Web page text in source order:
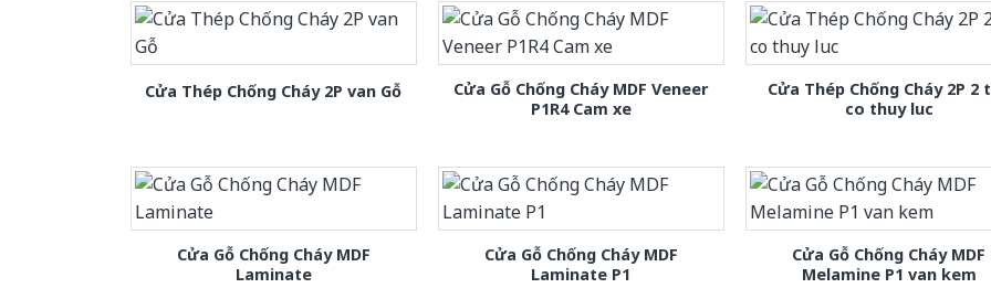
Cửa Thép Chống Cháy 2P van Gỗ
Cửa Gỗ Chống Cháy MDF Veneer
P1R4 Cam xe
Cửa Thép Chống Cháy 2P 2
co thuy luc
Cửa Gỗ Chống Cháy MDF
Laminate
Cửa Gỗ Chống Cháy MDF
Laminate P1
Cửa Gỗ Chống Cháy MDF
Melamine P1 van kem